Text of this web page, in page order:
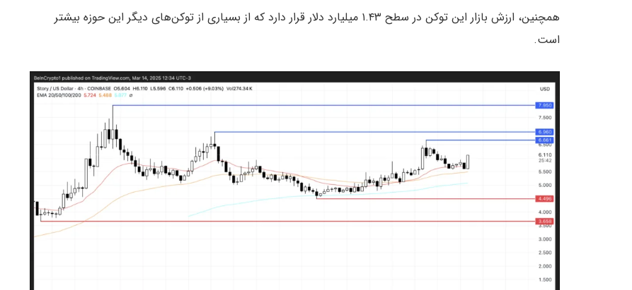
همچنین، ارزش بازار این توکن در سطح ۱.۴۳ میلیارد دلار قرار دارد که از بسیاری از توکن‌های دیگر این حوزه بیشتر
است.